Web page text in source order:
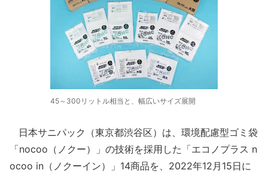
45～300リットル相当と、幅広いサイズ展開
日本サニパック（東京都渋谷区）は、環境配慮型ゴミ袋
「nocoo（ノクー）」の技術を採用した「エコノプラス n
ocoo in（ノクーイン）」14商品を、2022年12月15日に